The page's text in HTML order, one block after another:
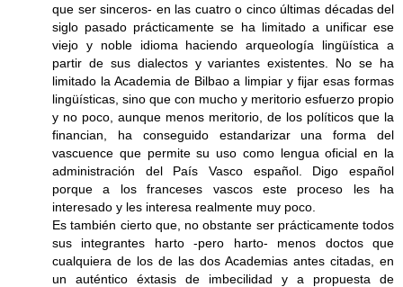
que ser sinceros- en las cuatro o cinco últimas décadas del
siglo pasado prácticamente se ha limitado a unificar ese
viejo y noble idioma haciendo arqueología lingüística a
partir de sus dialectos y variantes existentes. No se ha
limitado la Academia de Bilbao a limpiar y fijar esas formas
lingüísticas, sino que con mucho y meritorio esfuerzo propio
y no poco, aunque menos meritorio, de los políticos que la
financian, ha conseguido estandarizar una forma del
vascuence que permite su uso como lengua oficial en la
administración del País Vasco español. Digo español
porque a los franceses vascos este proceso les ha
interesado y les interesa realmente muy poco.
Es también cierto que, no obstante ser prácticamente todos
sus integrantes harto -pero harto- menos doctos que
cualquiera de los de las dos Academias antes citadas, en
un auténtico éxtasis de imbecilidad y a propuesta de